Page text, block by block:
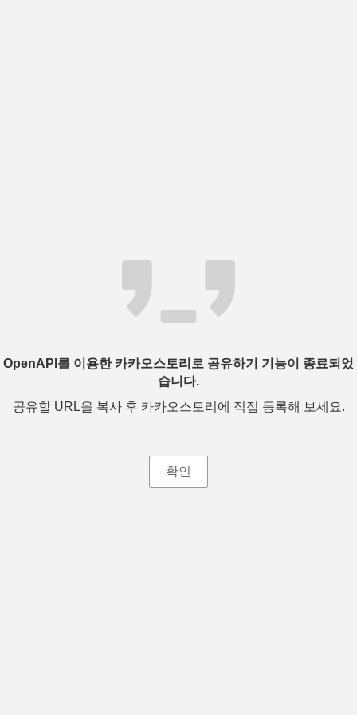
OpenAPI를 이용한 카카오스토리로 공유하기 기능이 종료되었
습니다.
공유할 URL을 복사 후 카카오스토리에 직접 등록해 보세요.
확인